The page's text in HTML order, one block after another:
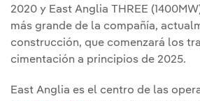
2020 y East Anglia THREE
más grande de la compañía,
construcción, que comenzará los
cimentación a principios de 2025.
East Anglia es el centro de las